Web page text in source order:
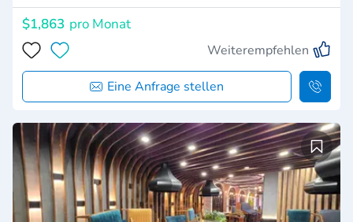
$1,863 pro Monat
Weiterempfehlen
Eine Anfrage stellen